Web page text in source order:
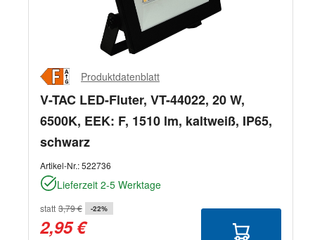
Produktdatenblatt
V-TAC LED-Fluter, VT-44022, 20 W,
6500K, EEK: F, 1510 lm, kaltweiß, IP65,
schwarz
Artikel-Nr.:522736
Lieferzeit 2-5 Werktage
statt 3,79 € -22%
2,95 €